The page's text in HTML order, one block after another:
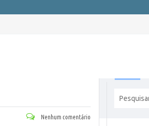
Nenhum comentário
Pesquisar